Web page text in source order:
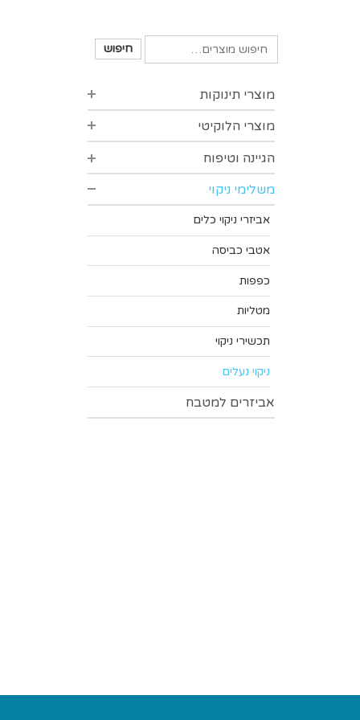
חיפוש
מוצרי תינוקות
מוצרי הלוקיטי
הגיינה וטיפוח
משלימי ניקוי
אביזרי ניקוי כלים
אטבי כביסה
כפפות
מטליות
תכשירי ניקוי
ניקוי נעלים
אביזרים למטבח